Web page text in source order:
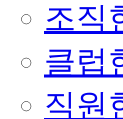
조직
클럽
직원